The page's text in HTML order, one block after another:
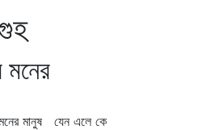
মনের
মানুষ যেন এলে কে